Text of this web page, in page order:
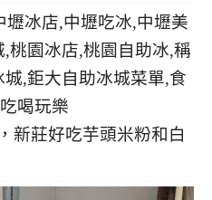
新莊好吃芋頭米粉和白